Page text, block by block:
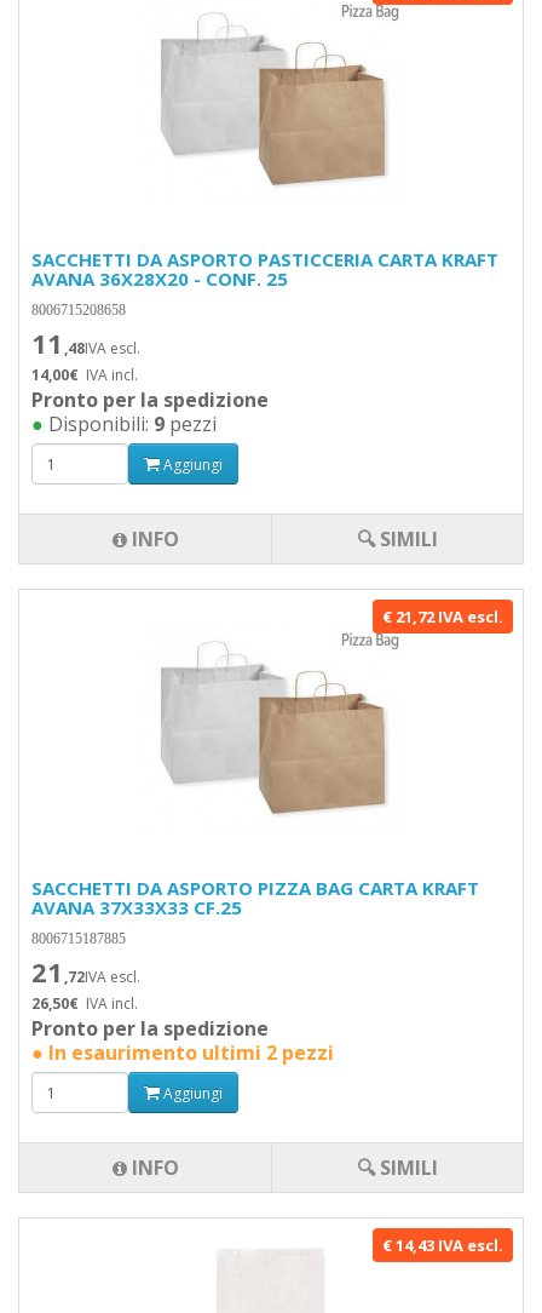
SACCHETTI DA ASPORTO PASTICCERIA CARTA KRAFT
AVANA 36X28X20 - CONF. 25
8006715208658
11 ,48IVA escl.
14,00€ IVA incl.
Pronto per la spedizione
● Disponibili: 9 pezzi
Aggiungi
INFO 🔍 SIMILI
€ 21,72 IVA escl.
SACCHETTI DA ASPORTO PIZZA BAG CARTA KRAFT
AVANA 37X33X33 CF.25
8006715187885
21 ,72IVA escl.
26,50€ IVA incl.
Pronto per la spedizione
● In esaurimento ultimi 2 pezzi
Aggiungi
INFO 🔍 SIMILI
€ 14,43 IVA escl.